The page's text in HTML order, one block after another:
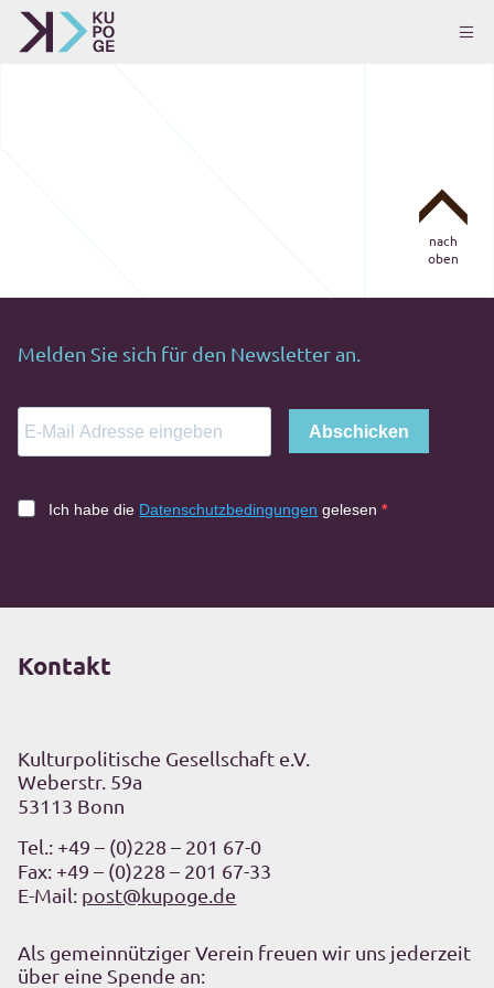
nach
oben
Melden Sie sich für den Newsletter an.
Abschicken
Ich habe die Datenschutzbedingungen gelesen
Kontakt
Kulturpolitische Gesellschaft e.V.
Weberstr. 59a
53113 Bonn
Tel.: +49 – (0)228 – 201 67-0
Fax: +49 – (0)228 – 201 67-33
E-Mail: post@kupoge.de
Als gemeinnütziger Verein freuen wir uns jederzeit
über eine Spende an: